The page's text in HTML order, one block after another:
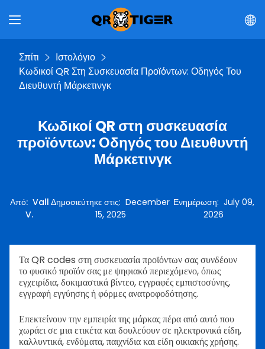
Σπίτι
Ιστολόγιο
Κωδικοί QR Στη Συσκευασία Προϊόντων: Οδηγός Του
Διευθυντή Μάρκετινγκ
Κωδικοί QR στη συσκευασία
προϊόντων: Οδηγός του Διευθυντή
Μάρκετινγκ
Από: Vall
V.
Δημοσιεύτηκε στις:December
15, 2025
Ενημέρωση: July 09,
2026
Τα QR codes στη συσκευασία προϊόντων σας συνδέουν
το φυσικό προϊόν σας με ψηφιακό περιεχόμενο, όπως
εγχειρίδια, δοκιμαστικά βίντεο, εγγραφές εμπιστοσύνης,
εγγραφή εγγύησης ή φόρμες ανατροφοδότησης.
Επεκτείνουν την εμπειρία της μάρκας πέρα από αυτό που
χωράει σε μια ετικέτα και δουλεύουν σε ηλεκτρονικά είδη,
καλλυντικά, ενδύματα, παιχνίδια και είδη οικιακής χρήσης.